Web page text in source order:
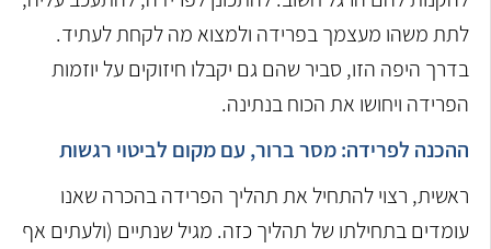
לתת משהו מעצמך בפרידה ולמצוא מה לקחת לעתיד.
בדרך היפה הזו, סביר שהם גם יקבלו חיזוקים על יוזמות
הפרידה ויחושו את הכוח בנתינה.
ההכנה לפרידה: מסר ברור, עם מקום לביטוי רגשות
ראשית, רצוי להתחיל את תהליך הפרידה בהכרה שאנו
עומדים בתחילתו של תהליך כזה. מגיל שנתיים (ולעתים אף